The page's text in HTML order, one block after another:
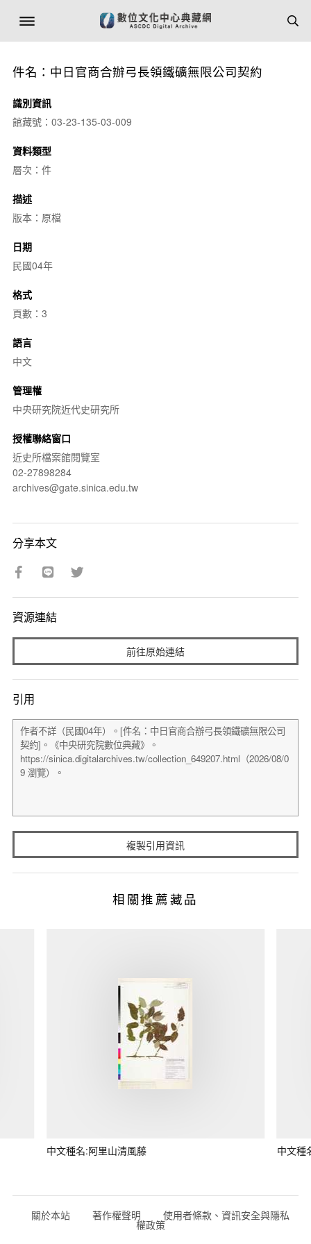
件名：中日官商合辦弓長領鐵礦無限公司契約
識別資訊
館藏號：03-23-135-03-009
資料類型
層次：件
描述
版本：原檔
日期
民國04年
格式
頁數：3
語言
中文
管理權
中央研究院近代史研究所
授權聯絡窗口
近史所檔案館閱覽室
02-27898284
archives@gate.sinica.edu.tw
分享本文
資源連結
前往原始連結
引用
複製引用資訊
相關推薦藏品
中文種名:阿里山清風藤 中文種
關於本站 著作權聲明 使用者條款、資訊安全與隱私
權政策